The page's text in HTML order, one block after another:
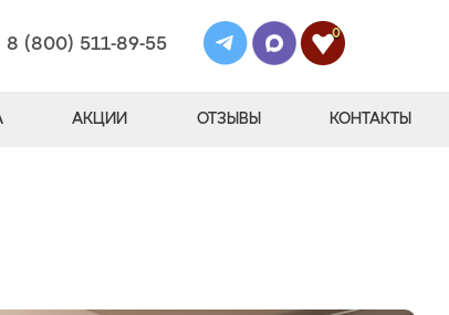
8 (800) 511-89-55
0
АКЦИИ ОТЗЫВЫ КОНТАКТЫ